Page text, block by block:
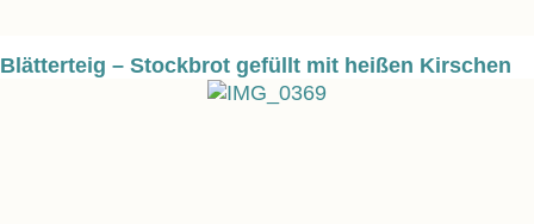
Blätterteig – Stockbrot gefüllt mit heißen Kirschen